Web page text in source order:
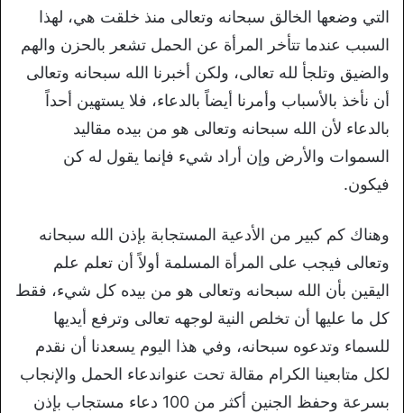
التي وضعها الخالق سبحانه وتعالى منذ خلقت هي، لهذا
السبب عندما تتأخر المرأة عن الحمل تشعر بالحزن والهم
والضيق وتلجأ لله تعالى، ولكن أخبرنا الله سبحانه وتعالى
أن نأخذ بالأسباب وأمرنا أيضاً بالدعاء، فلا يستهين أحداً
بالدعاء لأن الله سبحانه وتعالى هو من بيده مقاليد
السموات والأرض وإن أراد شيء فإنما يقول له كن
فيكون.
وهناك كم كبير من الأدعية المستجابة بإذن الله سبحانه
وتعالى فيجب على المرأة المسلمة أولاً أن تعلم علم
اليقين بأن الله سبحانه وتعالى هو من بيده كل شيء، فقط
كل ما عليها أن تخلص النية لوجهه تعالى وترفع أيديها
للسماء وتدعوه سبحانه، وفي هذا اليوم يسعدنا أن نقدم
لكل متابعينا الكرام مقالة تحت عنواندعاء الحمل والإنجاب
بسرعة وحفظ الجنين أكثر من 100 دعاء مستجاب بإذن